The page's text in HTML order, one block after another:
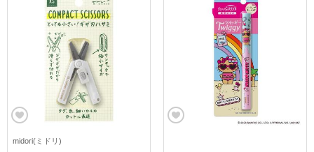
midori(ミドリ)